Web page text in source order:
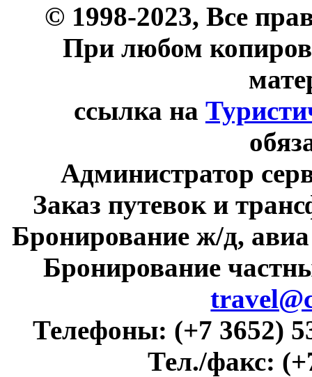
© 1998-2023, Все
При любом
ссылка на
Администратор
Заказ путевок и
Бронирование ж/д,
Бронирование
Телефоны: (+7 3652)
Тел./факс: